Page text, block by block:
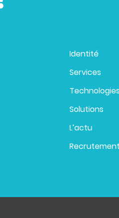
Identité
Services
Solutions
L’actu